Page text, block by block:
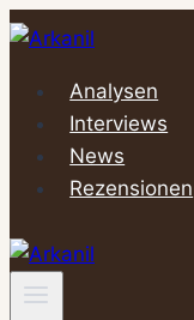
Zum
springenAnalysen
Interviews
News
Rezensionen